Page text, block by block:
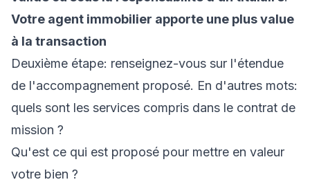
Votre agent immobilier apporte une plus value
à la transaction
Deuxième étape: renseignez-vous sur l'étendue
de l'accompagnement proposé. En d'autres mots:
quels sont les services compris dans le contrat de
mission ?
Qu'est ce qui est proposé pour mettre en valeur
votre bien ?